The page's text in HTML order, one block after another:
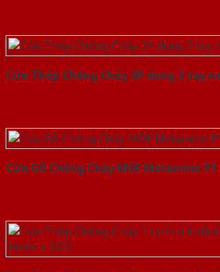
Cửa Thép Chống Cháy 2P dung 2 tay
Cửa Gỗ Chống Cháy MDF Melamine